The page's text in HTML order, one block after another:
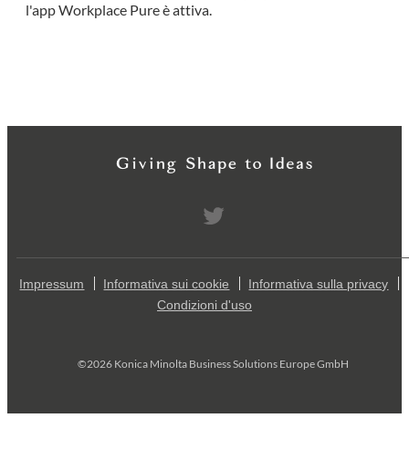
l'app Workplace Pure è attiva.
Impressum Informativa sui cookie
Informativa sulla privacy
Condizioni d'uso
©2026 Konica Minolta Business Solutions Europe GmbH